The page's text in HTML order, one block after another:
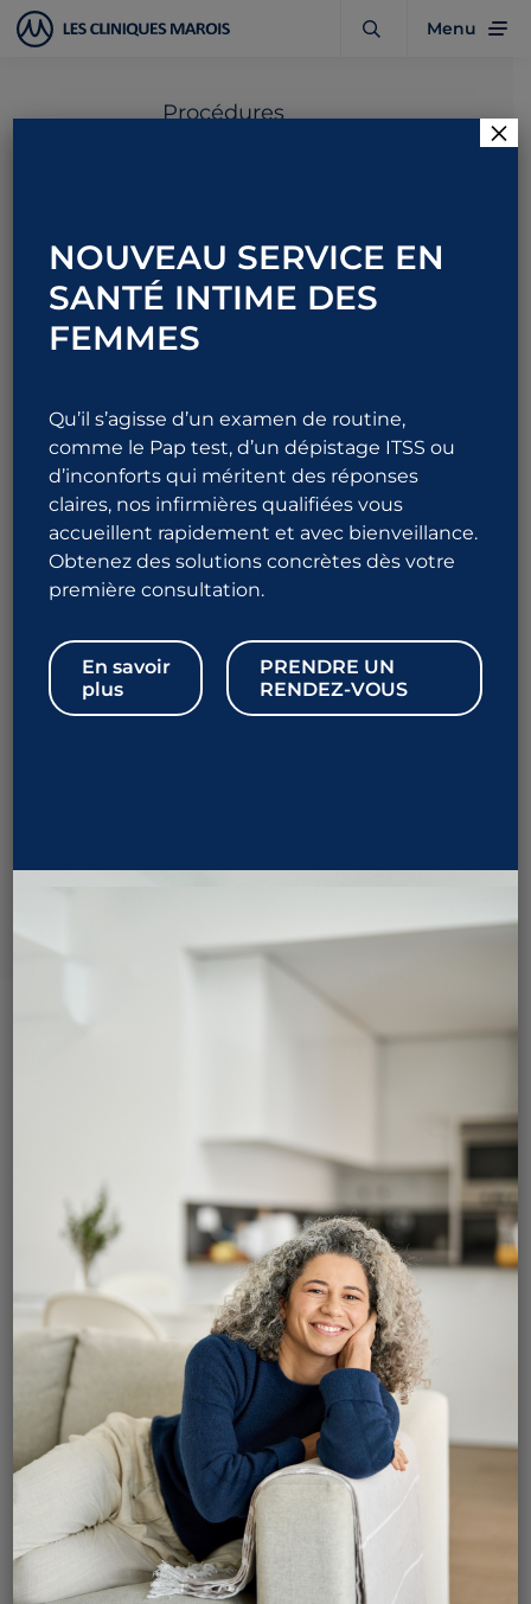
Menu
Procédures
Rendez-vous
1
Durée
approximative
Détails
FAQ
Se préparer à la procédure
Recommandations post-opératoires
1 844 URO-ALLO
Un implant testiculaire vient combler un manque,
un creux ou sert tout simplement à augmenter le
volume du scrotum. Dans le cas d'un testicule vide
ou manquant, un implant testiculaire vient
reprendre la forme et l'aspect initial du testicule.
L'implant testiculaire est une opération qui a un
excellent taux de réussite avec généralement très
peu de complications.
NOUVEAU SERVICE EN
SANTÉ INTIME DES
FEMMES
Qu’il s’agisse d’un examen de routine,
comme le Pap test, d’un dépistage ITSS ou
d’inconforts qui méritent des réponses
claires, nos infirmières qualifiées vous
accueillent rapidement et avec bienveillance.
Obtenez des solutions concrètes dès votre
première consultation.
En savoir
plus
PRENDRE UN
RENDEZ-VOUS
×